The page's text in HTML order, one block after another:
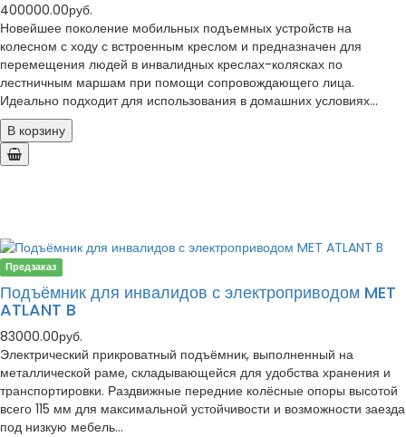
400000.00руб.
Новейшее поколение мобильных подъемных устройств на
колесном с ходу с встроенным креслом и предназначен для
перемещения людей в инвалидных креслах-колясках по
лестничным маршам при помощи сопровождающего лица.
Идеально подходит для использования в домашних условиях...
В корзину
Предзаказ
Подъёмник для инвалидов с электроприводом MET
ATLANT B
83000.00руб.
Электрический прикроватный подъёмник, выполненный на
металлической раме, складывающейся для удобства хранения и
транспортировки. Раздвижные передние колёсные опоры высотой
всего 115 мм для максимальной устойчивости и возможности заезда
под низкую мебель...